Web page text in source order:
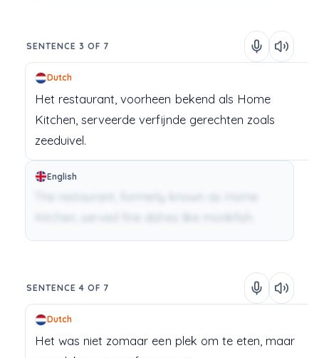
SENTENCE 3 OF 7
Dutch
Het restaurant, voorheen bekend als Home
Kitchen, serveerde verfijnde gerechten zoals
zeeduivel.
English
SENTENCE 4 OF 7
Dutch
Het was niet zomaar een plek om te eten, maar